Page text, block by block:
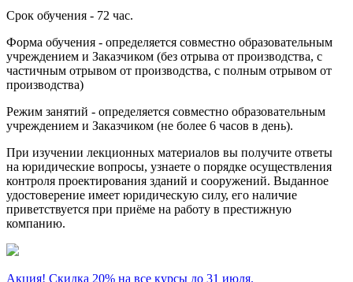
Срок обучения - 72 час.
Форма обучения - определяется совместно образовательным
учреждением и Заказчиком (без отрыва от производства, с
частичным отрывом от производства, с полным отрывом от
производства)
Режим занятий - определяется совместно образовательным
учреждением и Заказчиком (не более 6 часов в день).
При изучении лекционных материалов вы получите ответы
на юридические вопросы, узнаете о порядке осуществления
контроля проектирования зданий и сооружений. Выданное
удостоверение имеет юридическую силу, его наличие
приветствуется при приёме на работу в престижную
компанию.
Акция! Скидка 20% на все курсы до 31 июля.